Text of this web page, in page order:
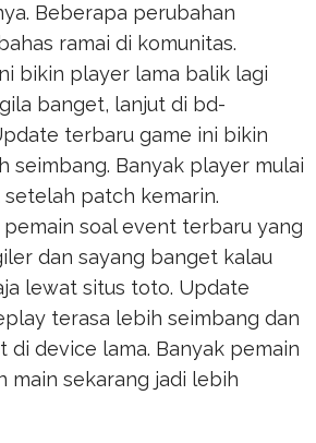
Beberapa perubahan
ramai di komunitas.
bikin player lama balik lagi
banget, lanjut di bd-
terbaru game ini bikin
seimbang. Banyak player mulai
patch kemarin.
soal event terbaru yang
dan sayang banget kalau
lewat situs toto. Update
terasa lebih seimbang dan
di device lama. Banyak pemain
main sekarang jadi lebih